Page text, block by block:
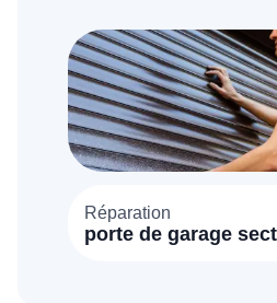
Réparation
porte de garage